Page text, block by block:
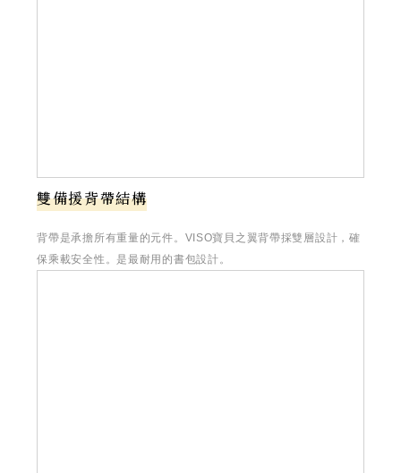
雙備援背帶結構
背帶是承擔所有重量的元件。VISO寶貝之翼背帶採雙層設計，確
保乘載安全性。是最耐用的書包設計。